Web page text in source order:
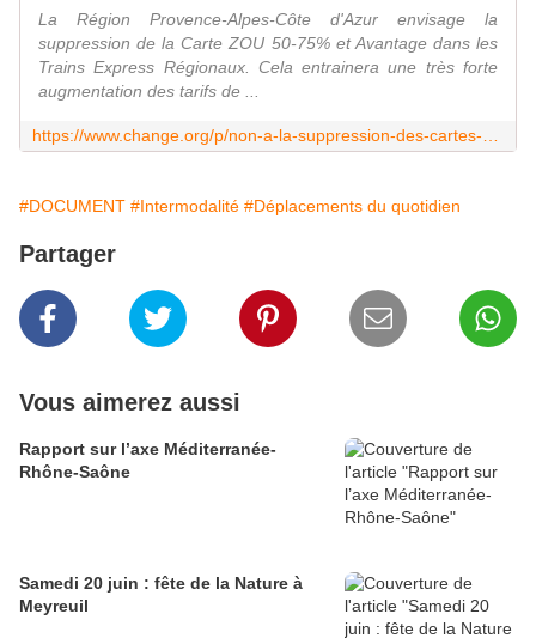
La Région Provence-Alpes-Côte d'Azur envisage la
suppression de la Carte ZOU 50-75% et Avantage dans les
Trains Express Régionaux. Cela entrainera une très forte
augmentation des tarifs de ...
#DOCUMENT #Intermodalité #Déplacements du quotidien
Partager
Vous aimerez aussi
Rapport sur l’axe Méditerranée-
Rhône-Saône
Samedi 20 juin : fête de la Nature à
Meyreuil